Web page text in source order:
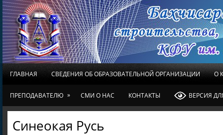
ГЛАВНАЯ СВЕДЕНИЯ ОБ ОБРАЗОВАТЕЛЬНОЙ ОРГАНИЗАЦИИ О
ПРЕПОДАВАТЕЛЮ » СМИ О НАС КОНТАКТЫ ВЕРСИЯ
Синеокая Русь